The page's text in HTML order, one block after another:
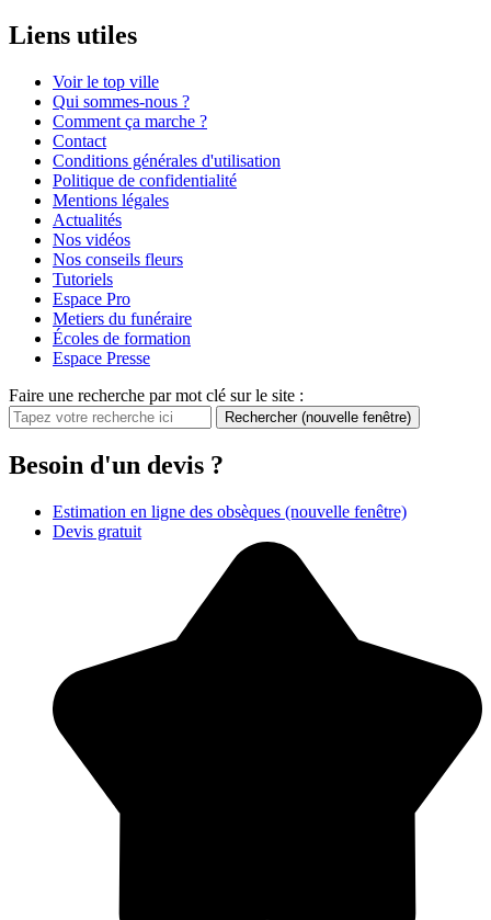
Liens utiles
Voir le top ville
Qui sommes-nous ?
Comment ça marche ?
Contact
Conditions générales d'utilisation
Politique de confidentialité
Mentions légales
Actualités
Nos vidéos
Nos conseils fleurs
Tutoriels
Espace Pro
Metiers du funéraire
Écoles de formation
Espace Presse
Faire une recherche par mot clé sur le site :
Rechercher (nouvelle fenêtre)
Besoin d'un devis ?
Estimation en ligne des obsèques (nouvelle fenêtre)
Devis gratuit